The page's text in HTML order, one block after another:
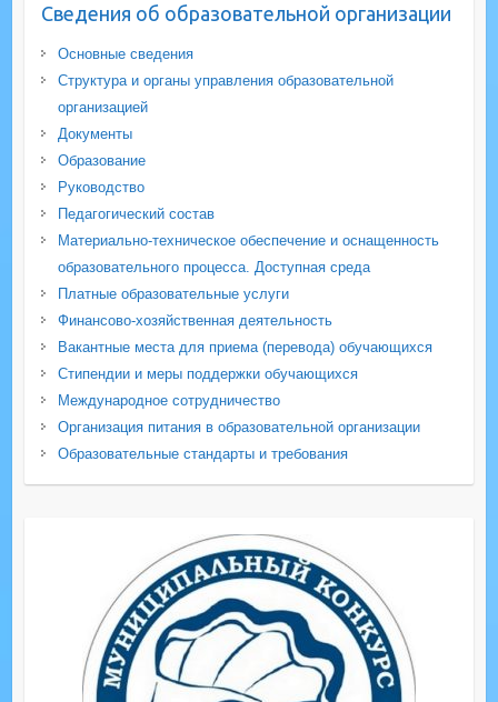
Сведения об образовательной организации
Основные сведения
Структура и органы управления образовательной
организацией
Документы
Образование
Руководство
Педагогический состав
Материально-техническое обеспечение и оснащенность
образовательного процесса. Доступная среда
Платные образовательные услуги
Финансово-хозяйственная деятельность
Вакантные места для приема (перевода) обучающихся
Стипендии и меры поддержки обучающихся
Международное сотрудничество
Организация питания в образовательной организации
Образовательные стандарты и требования